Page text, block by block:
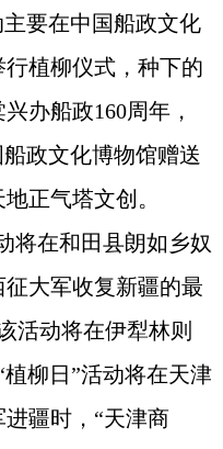
要在中国船政文化
植柳仪式，种下的
办船政160周年，
政文化博物馆赠送
正气塔文创。
将在和田县朗如乡奴
大军收复新疆的最
活动将在伊犁林则
柳日”活动将在天津
疆时，“天津商